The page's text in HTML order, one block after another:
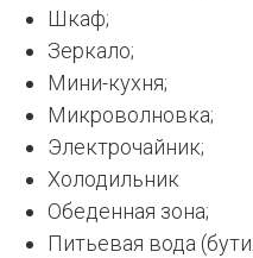
Шкаф;
Зеркало;
Мини-кухня;
Микроволновка;
Электрочайник;
Холодильник
Обеденная зона;
Питьевая вода